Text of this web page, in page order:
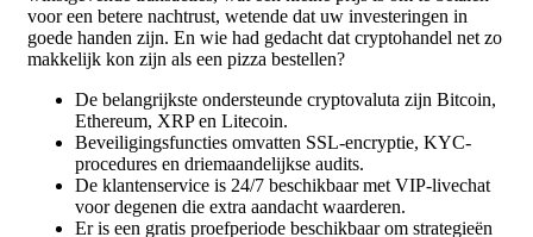
voor een betere nachtrust, wetende dat uw investeringen in
goede handen zijn. En wie had gedacht dat cryptohandel net zo
makkelijk kon zijn als een pizza bestellen?
De belangrijkste ondersteunde cryptovaluta zijn Bitcoin,
Ethereum, XRP en Litecoin.
Beveiligingsfuncties omvatten SSL-encryptie, KYC-
procedures en driemaandelijkse audits.
De klantenservice is 24/7 beschikbaar met VIP-livechat
voor degenen die extra aandacht waarderen.
Er is een gratis proefperiode beschikbaar om strategieën